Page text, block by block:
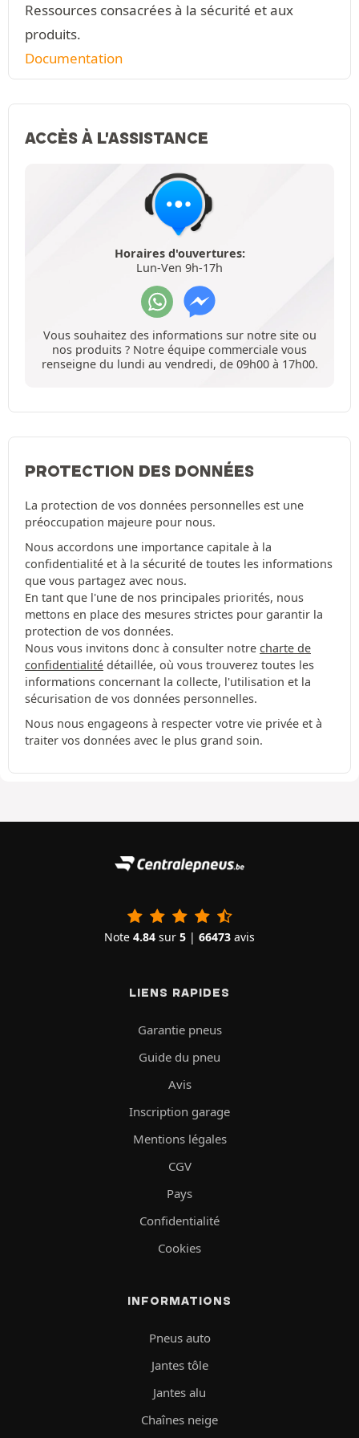
Ressources consacrées à la sécurité et aux
produits.
Documentation
ACCÈS À L'ASSISTANCE
Horaires d'ouvertures:
Lun-Ven 9h-17h
Vous souhaitez des informations sur notre site ou
nos produits ? Notre équipe commerciale vous
renseigne du lundi au vendredi, de 09h00 à 17h00.
PROTECTION DES DONNÉES
La protection de vos données personnelles est une
préoccupation majeure pour nous.
Nous accordons une importance capitale à la
confidentialité et à la sécurité de toutes les informations
que vous partagez avec nous.
En tant que l'une de nos principales priorités, nous
mettons en place des mesures strictes pour garantir la
protection de vos données.
Nous vous invitons donc à consulter notre charte de
confidentialité détaillée, où vous trouverez toutes les
informations concernant la collecte, l'utilisation et la
sécurisation de vos données personnelles.
Nous nous engageons à respecter votre vie privée et à
traiter vos données avec le plus grand soin.
Note 4.84 sur 5 | 66473 avis
LIENS RAPIDES
Garantie pneus
Guide du pneu
Avis
Inscription garage
Mentions légales
CGV
Pays
Confidentialité
Cookies
INFORMATIONS
Pneus auto
Jantes tôle
Jantes alu
Chaînes neige